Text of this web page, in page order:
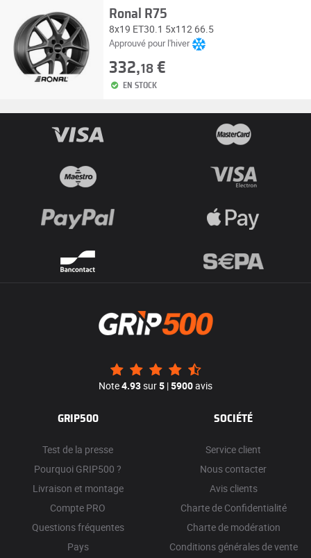
Ronal R75
8x19 ET30.1 5x112 66.5
Approuvé pour l'hiver
332,18€
EN STOCK
Note4.93sur5 |5900avis
GRIP500
Test de la presse
Pourquoi GRIP500 ?
Livraison et montage
Compte PRO
Questions fréquentes
Pays
SOCIÉTÉ
Service client
Nous contacter
Avis clients
Charte de Confidentialité
Charte de modération
Conditions générales de vente